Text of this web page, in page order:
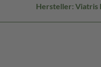
Hersteller: Viatris